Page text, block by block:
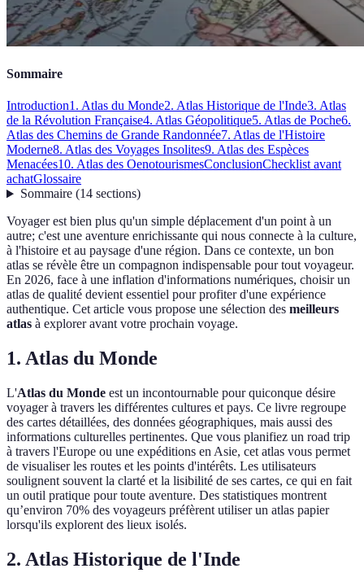
Sommaire
Introduction1. Atlas du Monde2. Atlas Historique de l'Inde3. Atlas
de la Révolution Française4. Atlas Géopolitique5. Atlas de Poche6.
Atlas des Chemins de Grande Randonnée7. Atlas de l'Histoire
Moderne8. Atlas des Voyages Insolites9. Atlas des Espèces
Menacées10. Atlas des OenotourismesConclusionChecklist avant
achatGlossaire
Sommaire(14 sections)
Voyager est bien plus qu'un simple déplacement d'un point à un
autre; c'est une aventure enrichissante qui nous connecte à la culture,
à l'histoire et au paysage d'une région. Dans ce contexte, un bon
atlas se révèle être un compagnon indispensable pour tout voyageur.
En 2026, face à une inflation d'informations numériques, choisir un
atlas de qualité devient essentiel pour profiter d'une expérience
authentique. Cet article vous propose une sélection des meilleurs
atlas à explorer avant votre prochain voyage.
1. Atlas du Monde
L'Atlas du Monde est un incontournable pour quiconque désire
voyager à travers les différentes cultures et pays. Ce livre regroupe
des cartes détaillées, des données géographiques, mais aussi des
informations culturelles pertinentes. Que vous planifiez un road trip
à travers l'Europe ou une expéditions en Asie, cet atlas vous permet
de visualiser les routes et les points d'intérêts. Les utilisateurs
soulignent souvent la clarté et la lisibilité de ses cartes, ce qui en fait
un outil pratique pour toute aventure. Des statistiques montrent
qu’environ 70% des voyageurs préfèrent utiliser un atlas papier
lorsqu'ils explorent des lieux isolés.
2. Atlas Historique de l'Inde